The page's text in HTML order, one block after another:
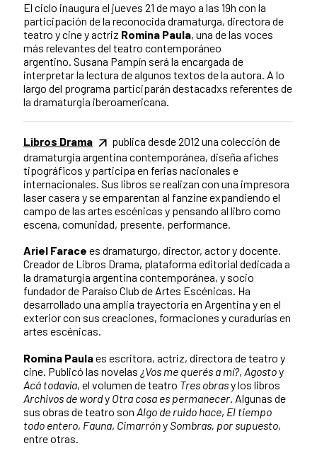
El ciclo inaugura el jueves 21 de mayo a las 19h con la
participación de la reconocida dramaturga, directora de
teatro y cine y actriz Romina Paula, una de las voces
más relevantes del teatro contemporáneo
argentino. Susana Pampín será la encargada de
interpretar la lectura de algunos textos de la autora. A lo
largo del programa participarán destacadxs referentes de
la dramaturgia iberoamericana.
Libros Drama
publica desde 2012 una colección de
dramaturgia argentina contemporánea, diseña afiches
tipográficos y participa en ferias nacionales e
internacionales. Sus libros se realizan con una impresora
laser casera y se emparentan al fanzine expandiendo el
campo de las artes escénicas y pensando al libro como
escena, comunidad, presente, performance.
Ariel Farace es dramaturgo, director, actor y docente.
Creador de Libros Drama, plataforma editorial dedicada a
la dramaturgia argentina contemporánea, y socio
fundador de Paraíso Club de Artes Escénicas. Ha
desarrollado una amplia trayectoria en Argentina y en el
exterior con sus creaciones, formaciones y curadurías en
artes escénicas.
Romina Paulaes escritora, actriz, directora de teatro y
cine. Publicó las novelas ¿Vos me querés a mí?, Agostoy
Acá todavía, el volumen de teatro Tres obrasy los libros
Archivos de wordy Otra cosa es permanecer. Algunas de
sus obras de teatro son Algo de ruido hace, El tiempo
todo entero, Fauna, CimarrónySombras, por supuesto,
entre otras.